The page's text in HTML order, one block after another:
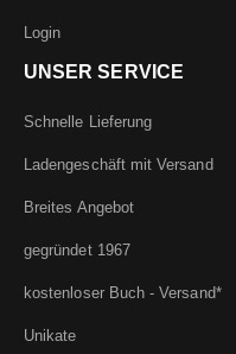
Login
UNSER SERVICE
Schnelle Lieferung
Ladengeschäft mit Versand
Breites Angebot
gegründet 1967
kostenloser Buch - Versand*
Unikate